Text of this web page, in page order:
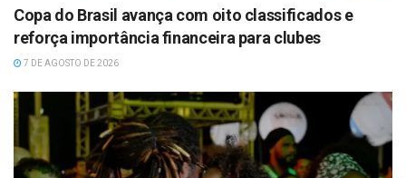
Copa do Brasil avança com oito classificados e
reforça importância financeira para clubes
7 DE AGOSTO DE 2026